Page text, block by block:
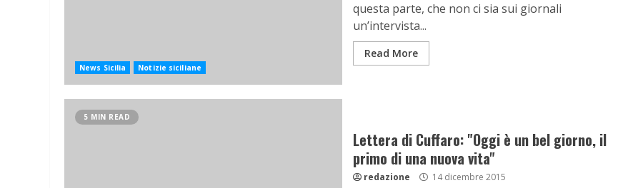
News Sicilia Notizie siciliane
questa parte, che non ci sia sui giornali
un’intervista...
Read More
5 MIN READ
Lettera di Cuffaro: "Oggi è un bel giorno, il
primo di una nuova vita"
redazione 14 dicembre 2015